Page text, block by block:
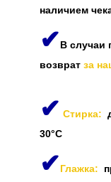
наличием
✔В случаи
возврат за
✔ Стирка:
30°C
✔Глажка: